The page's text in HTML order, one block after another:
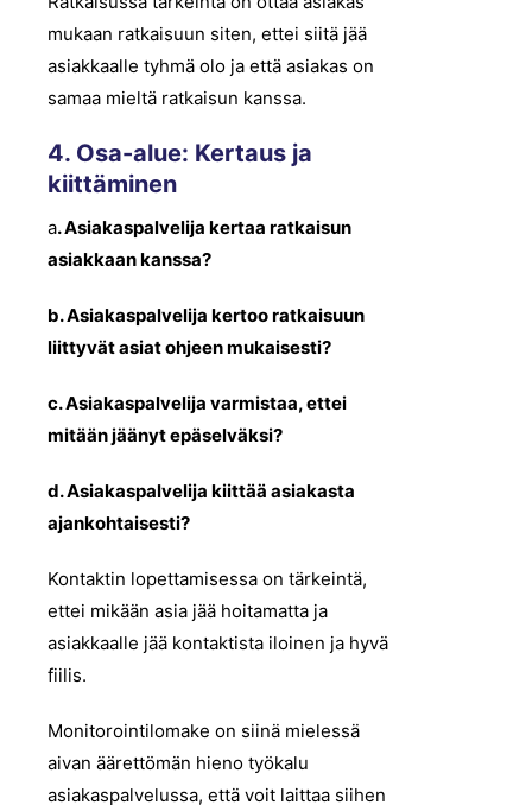
mukaan ratkaisuun siten, ettei siitä jää
asiakkaalle tyhmä olo ja että asiakas on
samaa mieltä ratkaisun kanssa.
4. Osa-alue: Kertaus ja
kiittäminen
a. Asiakaspalvelija kertaa ratkaisun
asiakkaan kanssa?
b. Asiakaspalvelija kertoo ratkaisuun
liittyvät asiat ohjeen mukaisesti?
c. Asiakaspalvelija varmistaa, ettei
mitään jäänyt epäselväksi?
d. Asiakaspalvelija kiittää asiakasta
ajankohtaisesti?
Kontaktin lopettamisessa on tärkeintä,
ettei mikään asia jää hoitamatta ja
asiakkaalle jää kontaktista iloinen ja hyvä
fiilis.
Monitorointilomake on siinä mielessä
aivan äärettömän hieno työkalu
asiakaspalvelussa, että voit laittaa siihen